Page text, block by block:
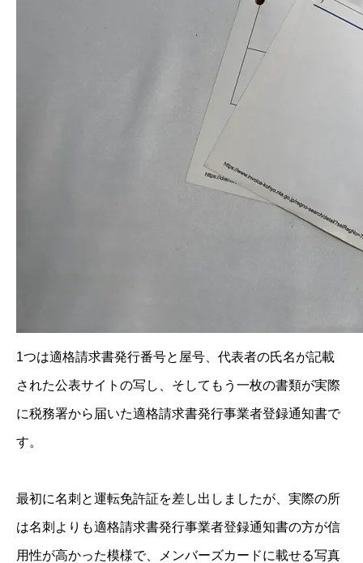
1つは適格請求書発行番号と屋号、代表者の氏名が記載
された公表サイトの写し、そしてもう一枚の書類が実際
に税務署から届いた適格請求書発行事業者登録通知書で
す。
最初に名刺と運転免許証を差し出しましたが、実際の所
は名刺よりも適格請求書発行事業者登録通知書の方が信
用性が高かった模様で、メンバーズカードに載せる写真